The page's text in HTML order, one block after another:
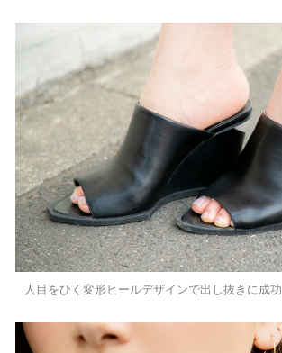
人目をひく変形ヒールデザインで出し抜きに成功